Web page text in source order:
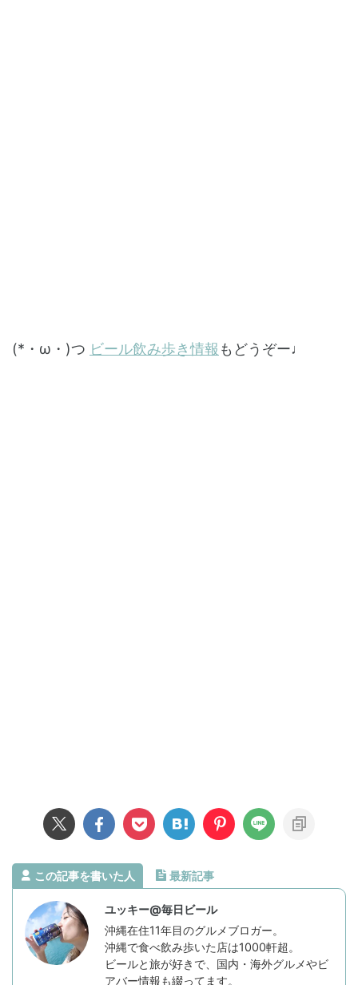
(*・ω・)つ ビール飲み歩き情報 もどうぞー♩
この記事を書いた人 最新記事
ユッキー@毎日ビール
沖縄在住11年目のグルメブロガー。
沖縄で食べ飲み歩いた店は1000軒超。
ビールと旅が好きで、国内・海外グルメやビ
アバー情報も綴ってます。